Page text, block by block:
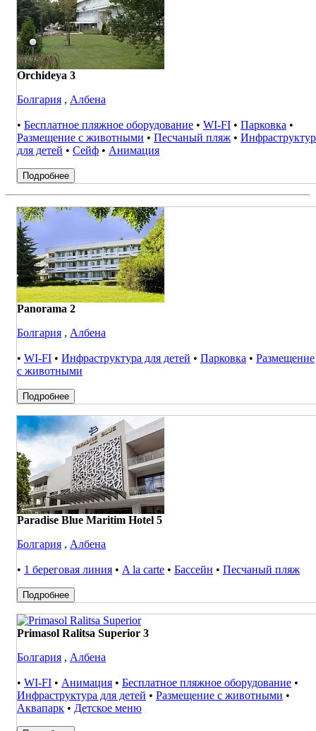
Orchideya 3
Болгария , Албена
• Бесплатное пляжное оборудование • WI-FI • Парковка •
Размещение с животными • Песчаный пляж •
для детей • Сейф • Анимация
Подробнее
Panorama 2
Болгария , Албена
• WI-FI • Инфраструктура для детей • Парковка • Размещение
с животными
Подробнее
Paradise Blue Maritim Hotel 5
Болгария , Албена
• 1 береговая линия • A la carte • Бассейн • Песчаный пляж
Подробнее
Primasol Ralitsa Superior 3
Болгария , Албена
• WI-FI • Анимация • Бесплатное пляжное оборудование •
Инфраструктура для детей • Размещение с животными •
Аквапарк • Детское меню